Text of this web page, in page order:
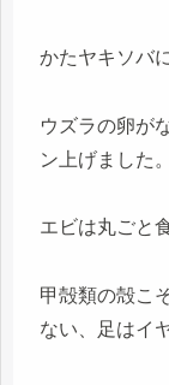
かたヤキソバ
ウズラの卵が
ン上げました。
エビは丸ごと
甲殻類の殻こ
ない、足はイ